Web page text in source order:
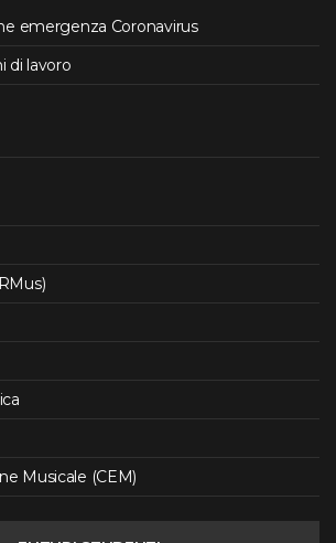
emergenza Coronavirus
di lavoro
Musicale (CEM)